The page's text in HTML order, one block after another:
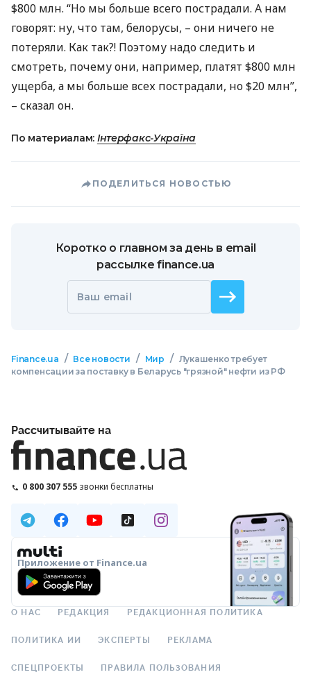
$800 млн. “Но мы больше всего пострадали. А нам
говорят: ну, что там, белорусы, – они ничего не
потеряли. Как так?! Поэтому надо следить и
смотреть, почему они, например, платят $800 млн
ущерба, а мы больше всех пострадали, но $20 млн”,
– сказал он.
По материалам: Інтерфакс-Україна
ПОДЕЛИТЬСЯ НОВОСТЬЮ
Коротко о главном за день в email
рассылке finance.ua
Ваш email
Finance.ua / Все новости / Мир / Лукашенко требует
компенсации за поставку в Беларусь "грязной" нефти из РФ
Рассчитывайте на
0 800 307 555 звонки бесплатны
Приложение от Finance.ua
О НАС РЕДАКЦИЯ РЕДАКЦИОННАЯ ПОЛИТИКА
ПОЛИТИКА ИИ ЭКСПЕРТЫ РЕКЛАМА
СПЕЦПРОЕКТЫ ПРАВИЛА ПОЛЬЗОВАНИЯ